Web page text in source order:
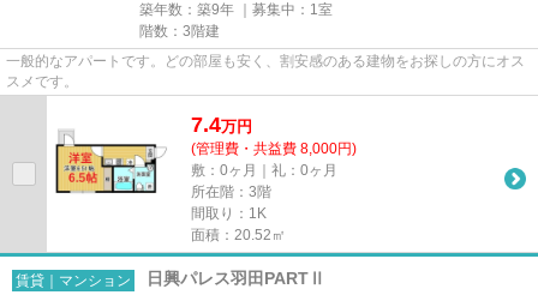
築年数：築9年 ｜募集中： 1室
階数：3階建
一般的なアパートです。どの部屋も安く、割安感のある建物をお探しの方にオス
スメです。
7.4万円
(管理費・共益費 8,000円)
敷：0ヶ月｜礼：0ヶ月
所在階：3階
間取り：1K
面積：20.52㎡
賃貸｜マンション 日興パレス羽田PARTⅡ